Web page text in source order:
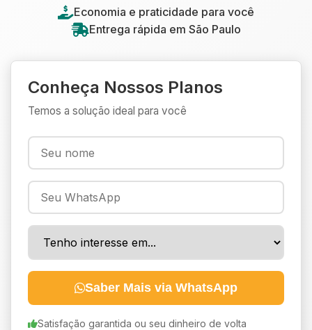
Economia e praticidade para você
Entrega rápida em São Paulo
Conheça Nossos Planos
Temos a solução ideal para você
Saber Mais via WhatsApp
Satisfação garantida ou seu dinheiro de volta